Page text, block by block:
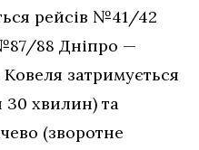
рейсів №41/42
88 Дніпро —
затримується
30 хвилин) та
(зворотне